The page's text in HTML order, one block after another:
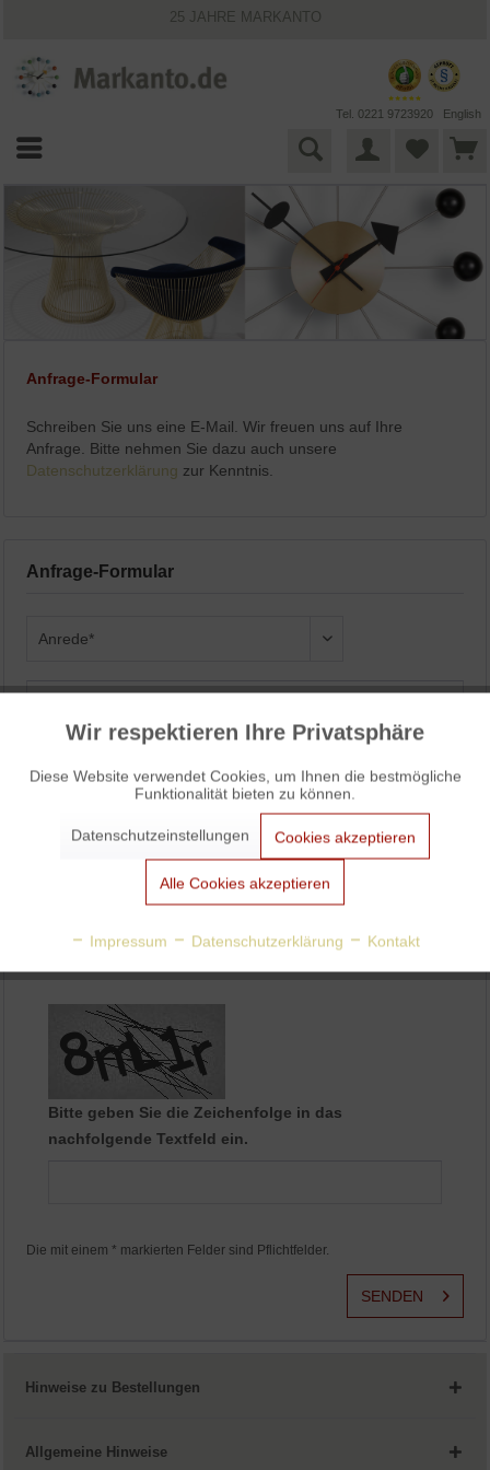
25 JAHRE MARKANTO
VIELFÄLTIGE ZAHLUNGSMÖGLICHKEITEN
Tel. 0221 9723920 English
Anfrage-Formular
Schreiben Sie uns eine E-Mail. Wir freuen uns auf Ihre
Anfrage. Bitte nehmen Sie dazu auch unsere
Datenschutzerklärung zur Kenntnis.
Anfrage-Formular
Bitte geben Sie die Zeichenfolge in das
nachfolgende Textfeld ein.
Die mit einem * markierten Felder sind Pflichtfelder.
SENDEN
Hinweise zu Bestellungen
Allgemeine Hinweise
Funktionale Aktiv
Aktiv
Aktiv
Personalisierung
Wir respektieren Ihre Privatsphäre
Diese Website verwendet Cookies, um Ihnen die bestmögliche
Funktionalität bieten zu können.
Datenschutzeinstellungen Cookies akzeptieren
Alle Cookies akzeptieren
Impressum Datenschutzerklärung Kontakt